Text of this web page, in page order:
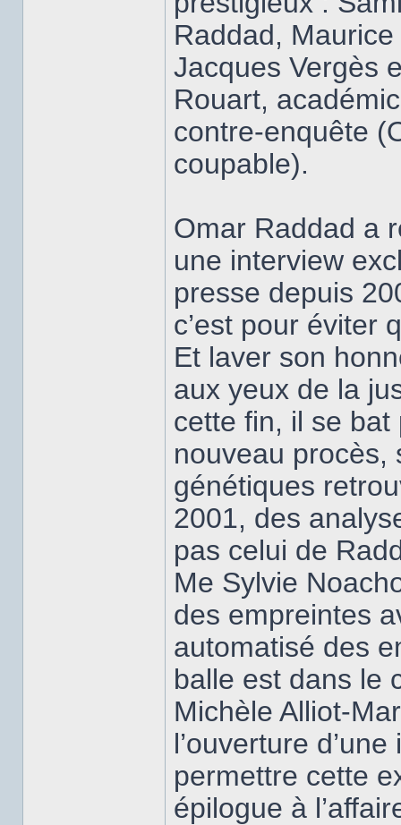
Raddad,
Jacques Vergès
Rouart,
contre-enquête
coupable).
Omar Raddad a
une interview
presse depuis
c’est pour éviter
Et laver son
aux yeux de la
cette fin, il se bat
nouveau procès,
génétiques
2001, des
pas celui de
Me Sylvie
des empreintes
automatisé des
balle est dans le
Michèle Alliot-
l’ouverture
permettre cette
épilogue à